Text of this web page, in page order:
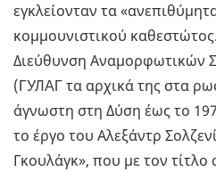
εγκλείονταν τα
κομμουνιστικού
Διεύθυνση Αναμορφωτικών
(ГУЛАГ τα αρχικά της στα
άγνωστη στη Δύση έως το
το έργο του Αλεξάντρ
Γκουλάγκ», που με τον